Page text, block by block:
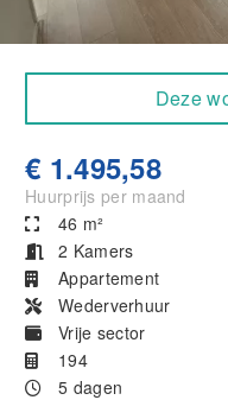
€ 1.495,58
Huurprijs per maand
46 m²
2 Kamers
Appartement
Wederverhuur
Vrije sector
194
5 dagen
Deze